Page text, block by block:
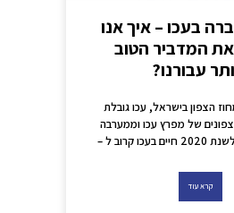
בעכו – איך אנו
את המדביר הטוב
עבורנו?
הצפון בישראל, עכו גובלת
של מפרץ עכו וממערבה
קרוב ל –
קרא עוד